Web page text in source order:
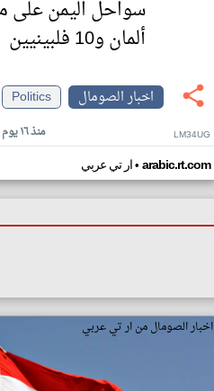
ألمان و10 فلبينيين
اخبار الصومال
Politics
منذ ١٦ يوم LM34UG
ار تي عربي• arabic.rt.com
اخبار الصومال من ار تي عربي